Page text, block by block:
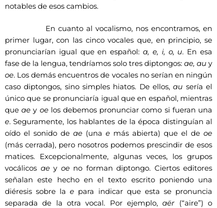
notables de esos cambios.
En cuanto al vocalismo, nos encontramos, en
primer lugar, con las cinco vocales que, en principio, se
pronunciarían igual que en español:a, e, i, o, u. En esa
fase de la lengua, tendríamos solo tres diptongos: ae, au y
oe. Los demás encuentros de vocales no serían en ningún
caso diptongos, sino simples hiatos. De ellos,au sería el
único que se pronunciaría igual que en español, mientras
queae y oelos debemos pronunciar como si fueran una
e. Seguramente, los hablantes de la época distinguían al
oído el sonido de ae (una e más abierta) que el de oe
(más cerrada), pero nosotros podemos prescindir de esos
matices. Excepcionalmente, algunas veces, los grupos
vocálicos aey oeno forman diptongo. Ciertos editores
señalan este hecho en el texto escrito poniendo una
diéresis sobre lae para indicar que esta se pronuncia
separada de la otra vocal. Por ejemplo,aër(“aire”) o